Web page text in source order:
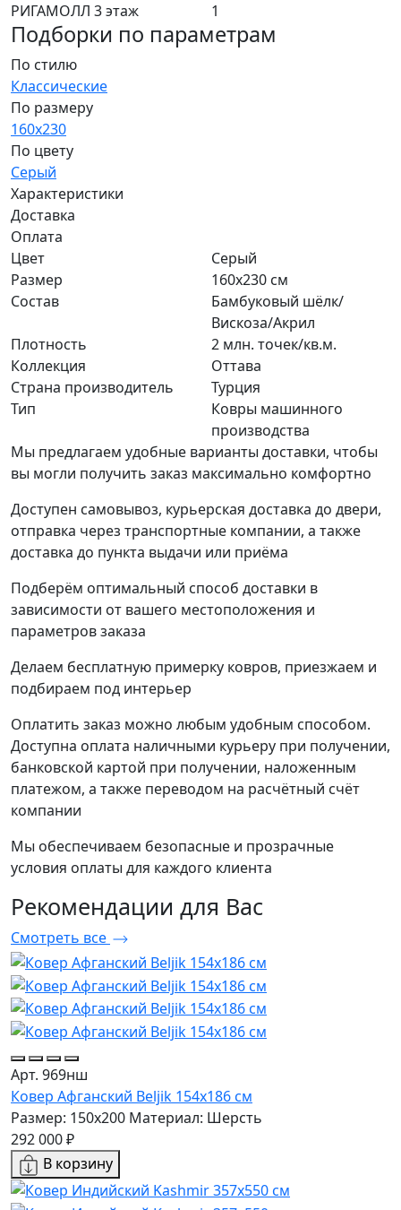
РИГАМОЛЛ 3 этаж 1
Подборки по параметрам
По стилю
Классические
По размеру
160х230
По цвету
Серый
Характеристики
Доставка
Оплата
Цвет
Серый
Размер
160х230 см
Состав
Бамбуковый шёлк/
Вискоза/Акрил
Плотность
2 млн. точек/кв.м.
Коллекция
Оттава
Страна производитель
Турция
Тип
Ковры машинного
производства
Мы предлагаем удобные варианты доставки, чтобы
вы могли получить заказ максимально комфортно
Доступен самовывоз, курьерская доставка до двери,
отправка через транспортные компании, а также
доставка до пункта выдачи или приёма
Подберём оптимальный способ доставки в
зависимости от вашего местоположения и
параметров заказа
Делаем бесплатную примерку ковров, приезжаем и
подбираем под интерьер
Оплатить заказ можно любым удобным способом.
Доступна оплата наличными курьеру при получении,
банковской картой при получении, наложенным
платежом, а также переводом на расчётный счёт
компании
Мы обеспечиваем безопасные и прозрачные
условия оплаты для каждого клиента
Рекомендации для Вас
Смотреть все
Арт. 969нш
Ковер Афганский Beljik 154x186 см
Размер: 150x200 Материал: Шерсть
292 000 ₽
В корзину